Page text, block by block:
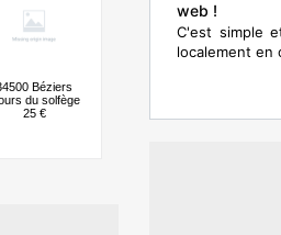
Béziers
du solfège
25 €
web !
C'est simple
localement en